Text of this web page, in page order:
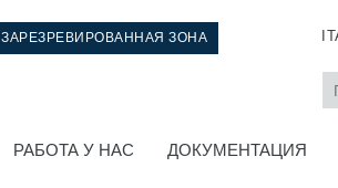
ЗАРЕЗРЕВИРОВАННАЯ ЗОНА
РАБОТА У НАС ДОКУМЕНТАЦИЯ